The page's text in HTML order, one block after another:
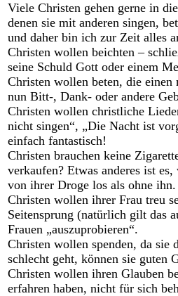
Viele Christen gehen gerne in
denen sie mit anderen singen,
und daher bin ich zur Zeit alles
Christen wollen beichten –
seine Schuld Gott oder einem
Christen wollen beten, die
nun Bitt-, Dank- oder andere
Christen wollen christliche
nicht singen“, „Die Nacht ist
einfach fantastisch!
Christen brauchen keine
verkaufen? Etwas anderes ist
von ihrer Droge los als ohne ihn.
Christen wollen ihrer Frau treu
Seitensprung (natürlich gilt das
Frauen „auszuprobieren“.
Christen wollen spenden, da sie
schlecht geht, können sie guten
Christen wollen ihren Glauben
erfahren haben, nicht für sich